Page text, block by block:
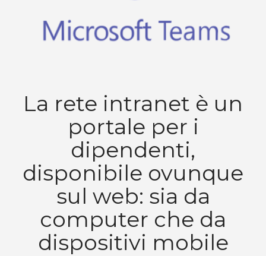
La rete intranet è un
portale per i
dipendenti,
disponibile ovunque
sul web: sia da
computer che da
dispositivi mobile